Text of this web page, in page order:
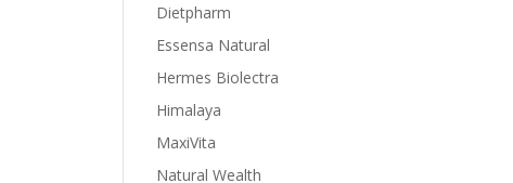
Dietpharm
Essensa Natural
Hermes Biolectra
Himalaya
MaxiVita
Natural Wealth